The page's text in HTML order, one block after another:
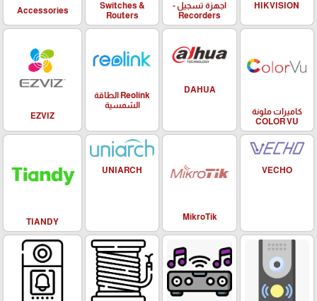
HIKVISION
اجهزة تسجيل -
Recorders
Switches &
Routers
Accessories
كاميرات ملونة
COLOR VU
DAHUA
Reolink الطاقة
الشمسية
EZVIZ
VECHO
MikroTik
UNIARCH
TIANDY